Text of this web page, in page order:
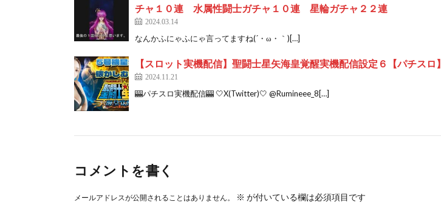
チャ１０連 水属性闘士ガチャ１０連 星輪ガチャ２２連
2024.03.14
なんかふにゃふにゃ言ってますね(´・ω・｀)[…]
【スロット実機配信】聖闘士星矢海皇覚醒実機配信設定６【パチスロ】
2024.11.21
🎰パチスロ実機配信🎰 🤍X(Twitter)🤍 @Rumineee_8[…]
コメントを書く
メールアドレスが公開されることはありません。 ※ が付いている欄は必須項目です